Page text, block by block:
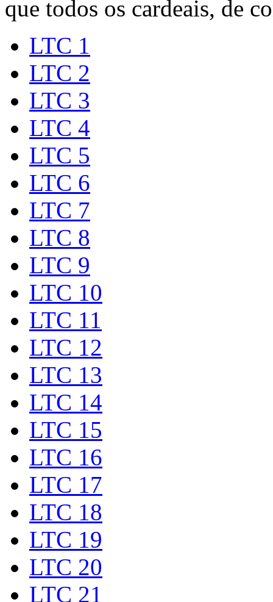
que todos os cardeais, de
LTC 1
LTC 2
LTC 3
LTC 4
LTC 5
LTC 6
LTC 7
LTC 8
LTC 9
LTC 10
LTC 11
LTC 12
LTC 13
LTC 14
LTC 15
LTC 16
LTC 17
LTC 18
LTC 19
LTC 20
LTC 21